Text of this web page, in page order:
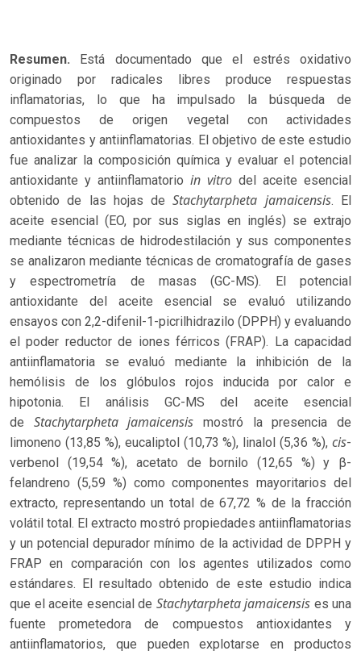
Resumen. Está documentado que el estrés oxidativo
originado por radicales libres produce respuestas
inflamatorias, lo que ha impulsado la búsqueda de
compuestos de origen vegetal con actividades
antioxidantes y antiinflamatorias. El objetivo de este estudio
fue analizar la composición química y evaluar el potencial
antioxidante y antiinflamatorio in vitro del aceite esencial
obtenido de las hojas deStachytarpheta jamaicensis. El
aceite esencial (EO, por sus siglas en inglés) se extrajo
mediante técnicas de hidrodestilación y sus componentes
se analizaron mediante técnicas de cromatografía de gases
y espectrometría de masas (GC-MS). El potencial
antioxidante del aceite esencial se evaluó utilizando
ensayos con 2,2-difenil-1-picrilhidrazilo (DPPH) y evaluando
el poder reductor de iones férricos (FRAP). La capacidad
antiinflamatoria se evaluó mediante la inhibición de la
hemólisis de los glóbulos rojos inducida por calor e
hipotonia. El análisis GC-MS del aceite esencial
de Stachytarpheta jamaicensis mostró la presencia de
limoneno (13,85 %), eucaliptol (10,73 %), linalol (5,36 %), cis-
verbenol (19,54 %), acetato de bornilo (12,65 %) y β-
felandreno (5,59 %) como componentes mayoritarios del
extracto, representando un total de 67,72 % de la fracción
volátil total. El extracto mostró propiedades antiinflamatorias
y un potencial depurador mínimo de la actividad de DPPH y
FRAP en comparación con los agentes utilizados como
estándares. El resultado obtenido de este estudio indica
que el aceite esencial de Stachytarpheta jamaicensis es una
fuente prometedora de compuestos antioxidantes y
antiinflamatorios, que pueden explotarse en productos